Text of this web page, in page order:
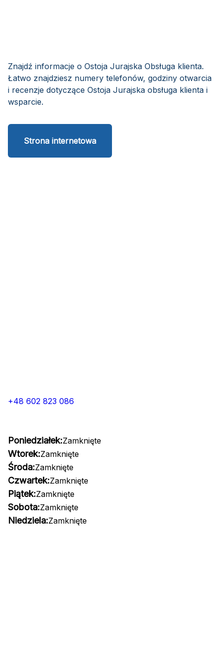
Znajdź informacje o Ostoja Jurajska Obsługa klienta.
Łatwo znajdziesz numery telefonów, godziny otwarcia
i recenzje dotyczące Ostoja Jurajska obsługa klienta i
wsparcie.
Strona internetowa
+48 602 823 086
Poniedziałek:Zamknięte
Wtorek:Zamknięte
Środa:Zamknięte
Czwartek:Zamknięte
Piątek:Zamknięte
Sobota:Zamknięte
Niedziela:Zamknięte